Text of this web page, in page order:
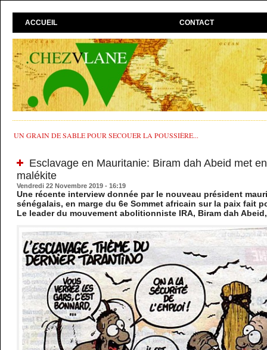
ACCUEIL CONTACT
UN GRAIN DE SABLE POUR SECOUER LA POUSSIÈRE...
Esclavage en Mauritanie: Biram dah Abeid met
malékite
Vendredi 22 Novembre 2019 - 16:19
Une récente interview donnée par le nouveau président
sénégalais, en marge du 6e Sommet africain sur la paix fait
Le leader du mouvement abolitionniste IRA, Biram dah